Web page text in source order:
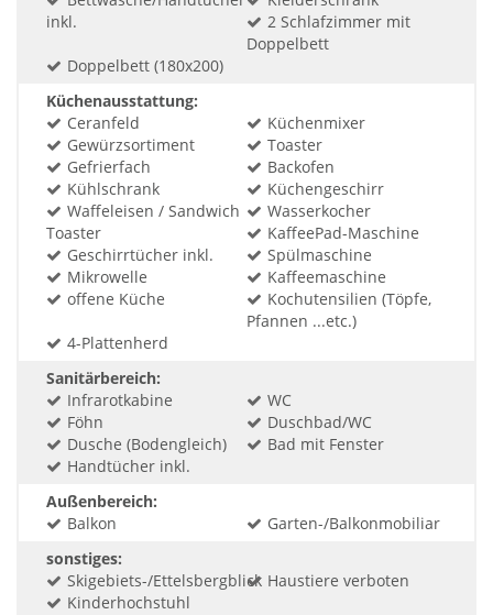
inkl.
2 Schlafzimmer mit
Doppelbett
Doppelbett (180x200)
Küchenausstattung:
Ceranfeld
Küchenmixer
Gewürzsortiment
Toaster
Gefrierfach
Backofen
Kühlschrank
Küchengeschirr
Waffeleisen / Sandwich
Toaster
Wasserkocher
KaffeePad-Maschine
Geschirrtücher inkl.
Spülmaschine
Mikrowelle
Kaffeemaschine
offene Küche
Kochutensilien (Töpfe,
Pfannen ...etc.)
4-Plattenherd
Sanitärbereich:
Infrarotkabine
WC
Föhn
Duschbad/WC
Dusche (Bodengleich)
Bad mit Fenster
Handtücher inkl.
Außenbereich:
Balkon
Garten-/Balkonmobiliar
sonstiges:
Skigebiets-/Ettelsbergblick Haustiere verboten
Kinderhochstuhl